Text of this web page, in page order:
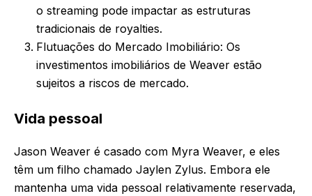
o streaming pode impactar as estruturas
tradicionais de royalties.
Flutuações do Mercado Imobiliário: Os
investimentos imobiliários de Weaver estão
sujeitos a riscos de mercado.
Vida pessoal
Jason Weaver é casado com Myra Weaver, e eles
têm um filho chamado Jaylen Zylus. Embora ele
mantenha uma vida pessoal relativamente reservada,